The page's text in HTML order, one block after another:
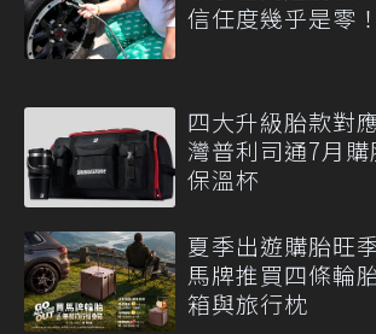
信任度幾乎是零！
四大升級胎款對
灣普利司通7月
保溫杯
夏季出遊購胎旺
馬牌推買四條輪
箱與旅行枕